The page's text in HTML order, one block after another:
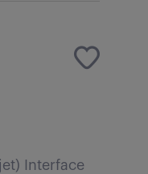
Interface